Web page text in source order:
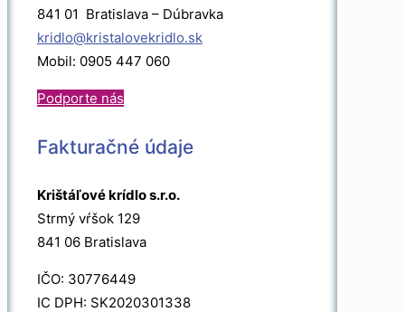
841 01 Bratislava – Dúbravka
kridlo@kristalovekridlo.sk
Mobil: 0905 447 060
Podporte nás
Fakturačné údaje
Krištáľové krídlo s.r.o.
Strmý vŕšok 129
841 06 Bratislava
IČO: 30776449
IC DPH: SK2020301338